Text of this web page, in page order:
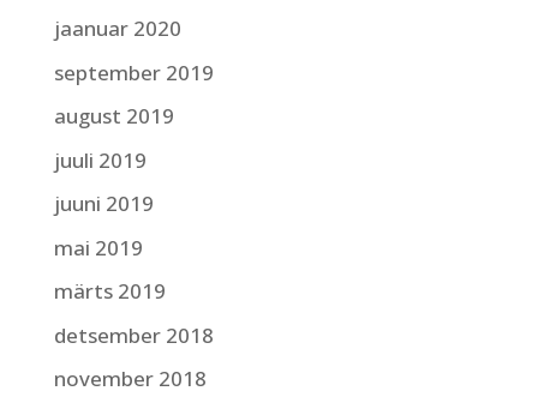
jaanuar 2020
september 2019
august 2019
juuli 2019
juuni 2019
mai 2019
märts 2019
detsember 2018
november 2018